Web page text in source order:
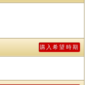
購入希望時期